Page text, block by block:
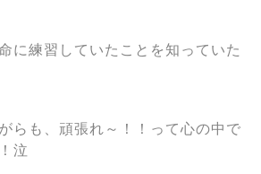
に練習していたことを知っていた
らも、頑張れ～！！って心の中で
泣